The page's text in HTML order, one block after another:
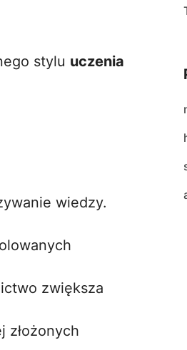
stylu uczenia
wiedzy.
zwiększa
złożonych